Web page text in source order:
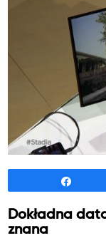
Dokładna
znana